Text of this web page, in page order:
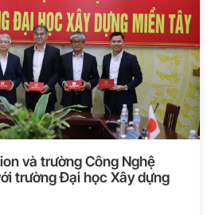
và trường Công Nghệ
trường Đại học Xây dựng